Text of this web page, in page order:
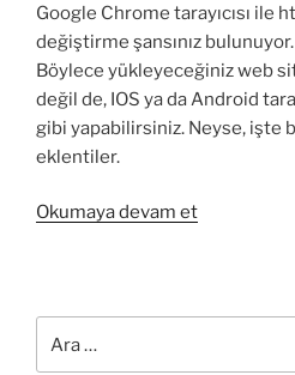
Google Chrome tarayıcısı ile
değiştirme şansınız
Böylece yükleyeceğiniz web
değil de, IOS ya da Android
gibi yapabilirsiniz. Neyse, işte
eklentiler.
Okumaya devam et“Google